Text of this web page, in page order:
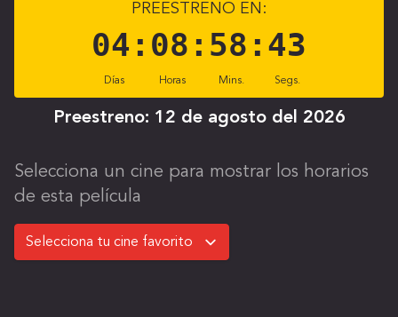
PREESTRENO EN:
04 :
Días
08 :
Horas
58 :
Mins.
43
Segs.
Preestreno: 12 de agosto del 2026
Selecciona un cine para mostrar los horarios
de esta película